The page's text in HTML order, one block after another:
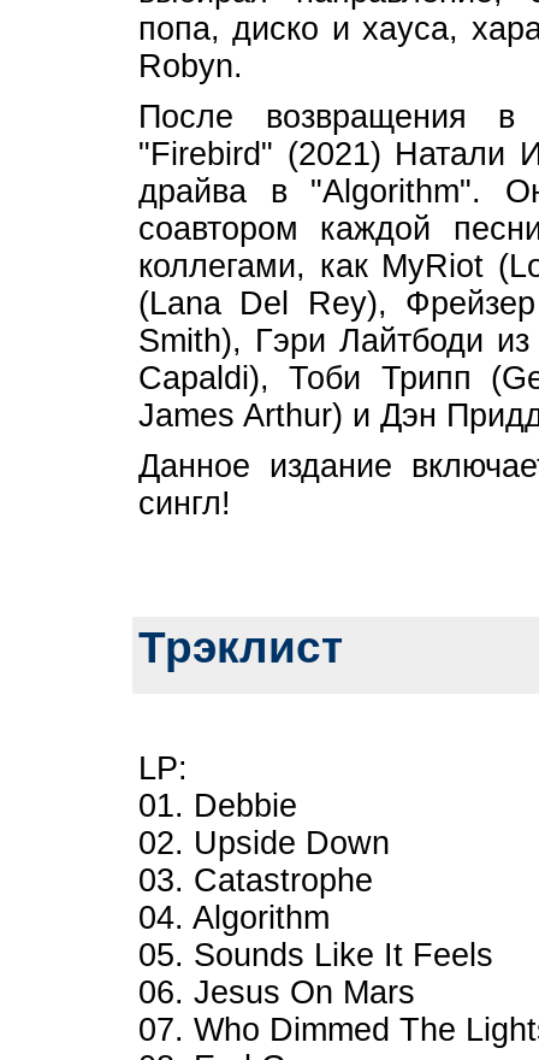
попа, диско и хауса,
Robyn.
После возвращения в
"Firebird" (2021) Натали
драйва в "Algorithm".
соавтором каждой
коллегами, как MyRiot
(Lana Del Rey),
Smith), Гэри Лайтбоди
Capaldi), Тоби Трипп
James Arthur) и Дэн
Данное издание
сингл!
Трэклист
LP:
01. Debbie
02. Upside Down
03. Catastrophe
04. Algorithm
05. Sounds Like It Feels
06. Jesus On Mars
07. Who Dimmed The